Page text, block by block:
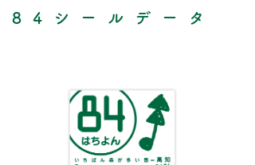
84シールデータ